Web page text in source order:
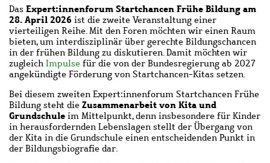
Das Expert:innenforum Startchancen Frühe Bildung am
28. April 2026 ist die zweite Veranstaltung einer
vierteiligen Reihe. Mit den Foren möchten wir einen Raum
bieten, um interdisziplinär über gerechte Bildungschancen
in der frühen Bildung zu diskutieren. Damit möchten wir
zugleich Impulse für die von der Bundesregierung ab 2027
angekündigte Förderung von Startchancen-Kitas setzen.
Bei diesem zweiten Expert:innenforum Startchancen Frühe
Bildung steht die Zusammenarbeit von Kita und
Grundschule im Mittelpunkt, denn insbesondere für Kinder
in herausfordernden Lebenslagen stellt der Übergang von
der Kita in die Grundschule einen entscheidenden Punkt in
der Bildungsbiografie dar.